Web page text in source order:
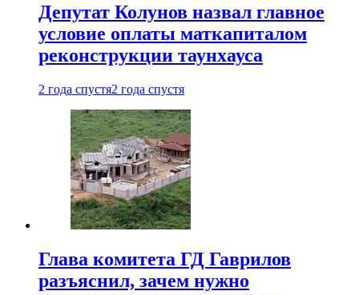
Депутат Колунов назвал главное
условие оплаты маткапиталом
реконструкции таунхауса
2 года спустя2 года спустя
Глава комитета ГД Гаврилов
разъяснил, зачем нужно